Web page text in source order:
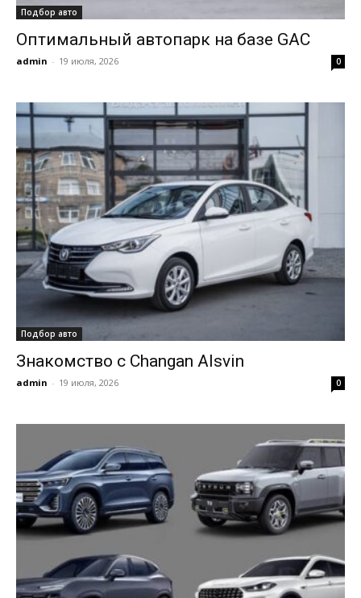
Подбор авто
Оптимальный автопарк на базе GAC
admin - 19 июля, 2026 0
Подбор авто
Знакомство с Changan Alsvin
admin - 19 июля, 2026 0